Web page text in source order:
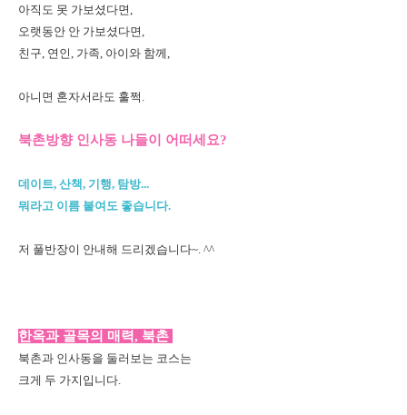
아직도 못 가보셨다면,
오랫동안 안 가보셨다면,
친구, 연인, 가족, 아이와 함께,
아니면 혼자서라도 훌쩍.
북촌방향 인사동 나들이 어떠세요?
데이트, 산책, 기행, 탐방...
뭐라고 이름 붙여도 좋습니다.
저 풀반장이 안내해 드리겠습니다~. ^^
한옥과 골목의 매력, 북촌
북촌과 인사동을 둘러보는 코스는
크게 두 가지입니다.